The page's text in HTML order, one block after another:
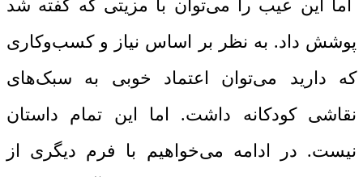
اما این عیب را می‌توان با مزیتی که گفته شد
پوشش داد. به نظر بر اساس نیاز و کسب‌وکاری
که دارید می‌توان اعتماد خوبی به سبک‌های
نقاشی کودکانه داشت. اما این تمام داستان
نیست. در ادامه می‌خواهیم با فرم دیگری از